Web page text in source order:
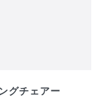
グチェアー